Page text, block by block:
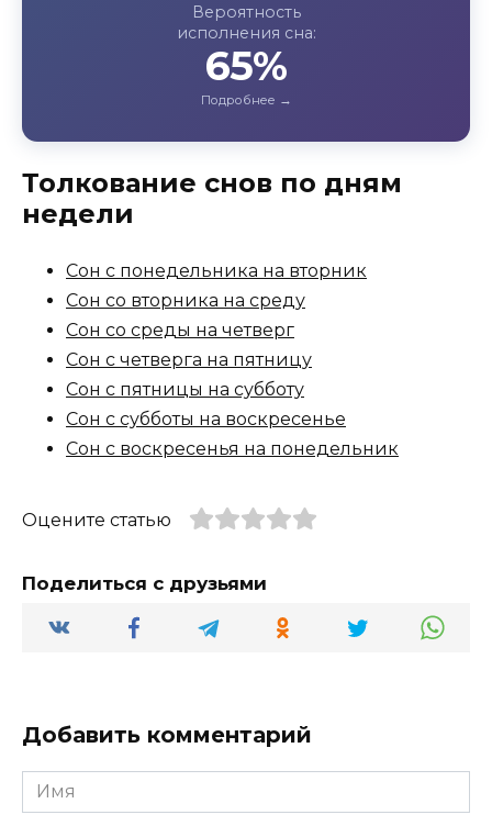
Вероятность
исполнения сна:
65%
Толкование снов по дням
недели
Сон с понедельника на вторник
Сон со вторника на среду
Сон со среды на четверг
Сон с четверга на пятницу
Сон с пятницы на субботу
Сон с субботы на воскресенье
Сон с воскресенья на понедельник
Оцените статью
Поделиться с друзьями
Добавить комментарий
Имя
*